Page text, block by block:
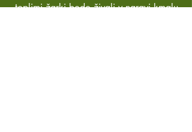
toplimi žarki bodo živali v naravi kmalu